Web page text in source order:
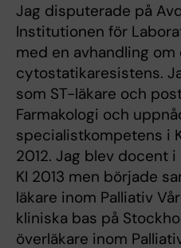
Jag disputerade på
Institutionen för
med en avhandling
cytostatikaresistens.
som ST-läkare och
Farmakologi och
specialistkompetens i
2012. Jag blev docent
KI 2013 men började
läkare inom Palliativ
kliniska bas på
överläkare inom